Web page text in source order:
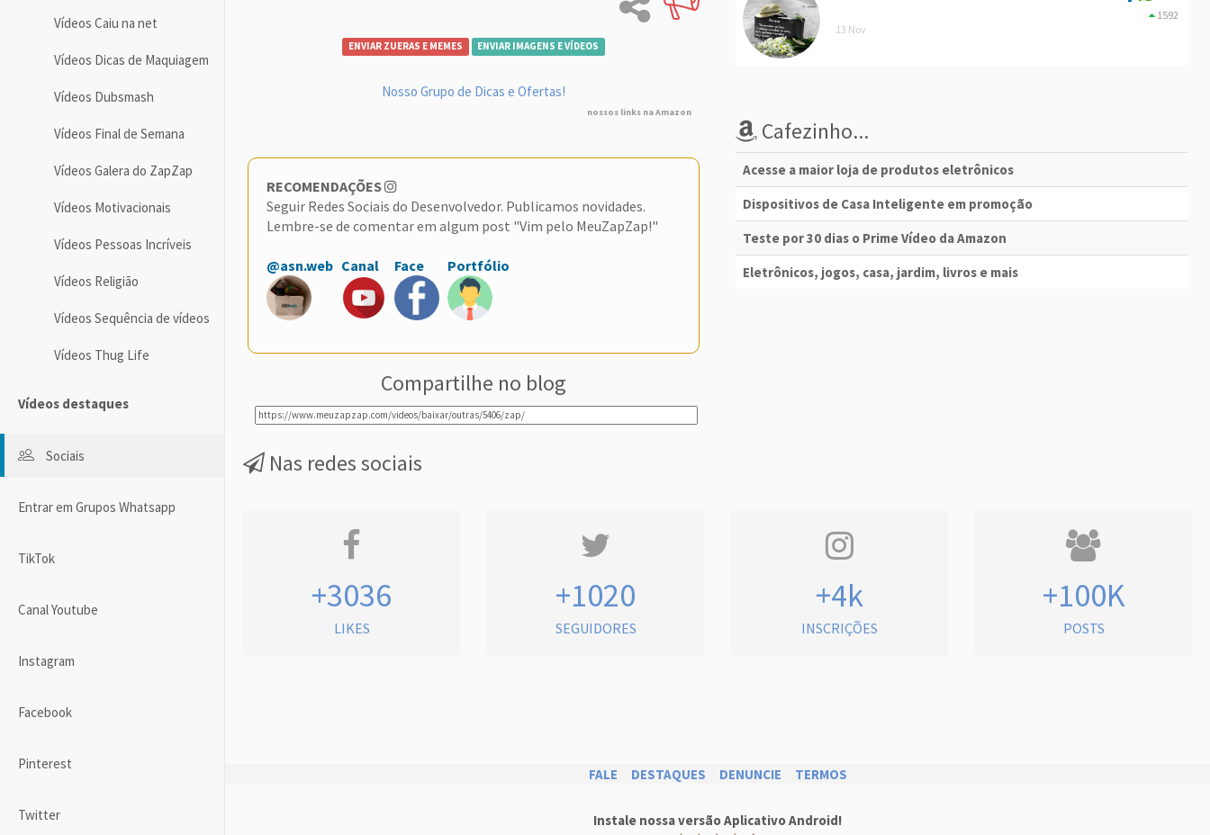
Vídeos Caiu na net
Vídeos Dicas de Maquiagem
Vídeos Dubsmash
Vídeos Final de Semana
Vídeos Galera do ZapZap
Vídeos Motivacionais
Vídeos Pessoas Incríveis
Vídeos Religião
Vídeos Sequência de vídeos
Vídeos Thug Life
Vídeos destaques
Sociais
Entrar em Grupos Whatsapp
TikTok
Canal Youtube
Instagram
Facebook
Pinterest
Twitter
ENVIAR ZUERAS E MEMES ENVIAR IMAGENS E VÍDEOS
Nosso Grupo de Dicas e Ofertas!
nossos links na Amazon
RECOMENDAÇÕES
Seguir Redes Sociais do Desenvolvedor. Publicamos novidades.
Lembre-se de comentar em algum post "Vim pelo MeuZapZap!"
@asn.web Canal Face Portfólio
Compartilhe no blog
13 Nov
1592
Cafezinho...
Acesse a maior loja de produtos eletrônicos
Dispositivos de Casa Inteligente em promoção
Teste por 30 dias o Prime Vídeo da Amazon
Eletrônicos, jogos, casa, jardim, livros e mais
Nas redes sociais
+3036
LIKES
+1020
SEGUIDORES
+4k
INSCRIÇÕES
+100K
POSTS
FALE DESTAQUES DENUNCIE TERMOS
Instale nossa versão Aplicativo Android!